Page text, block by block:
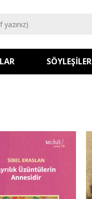
SÖYLEŞILER